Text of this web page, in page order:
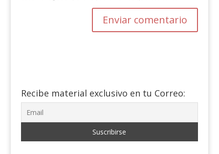
Recibe material exclusivo en tu Correo: